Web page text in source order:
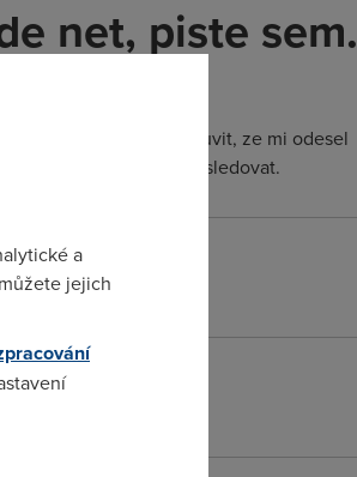
net, piste sem.
se mi snazi namluvit, ze mi odesel
Ale je neprehledne to sledovat.
a
jejich